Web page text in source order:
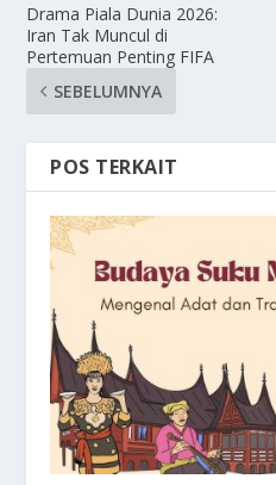
Drama Piala Dunia 2026:
Iran Tak Muncul di
Pertemuan Penting FIFA
SEBELUMNYA
POS TERKAIT